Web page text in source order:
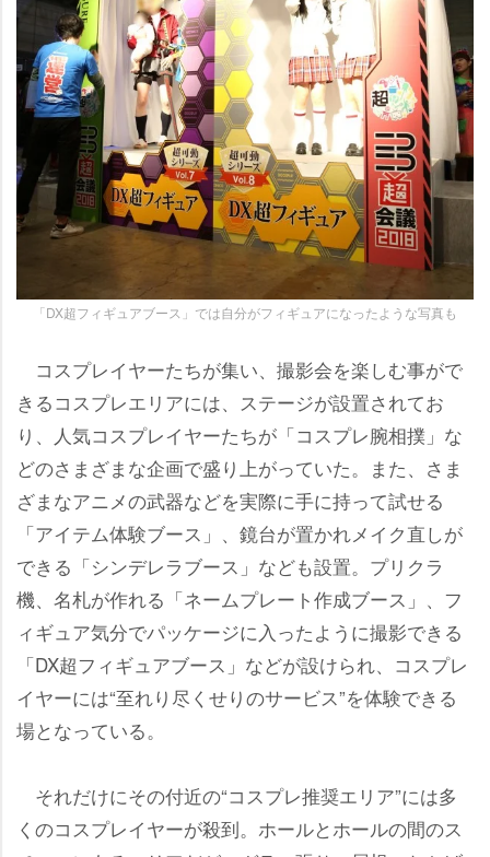
「DX超フィギュアブース」では自分がフィギュアになったような写真も
コスプレイヤーたちが集い、撮影会を楽しむ事がで
きるコスプレエリアには、ステージが設置されてお
り、人気コスプレイヤーたちが「コスプレ腕相撲」な
どのさまざまな企画で盛り上がっていた。また、さま
ざまなアニメの武器などを実際に手に持って試せる
「アイテム体験ブース」、鏡台が置かれメイク直しが
できる「シンデレラブース」なども設置。プリクラ
機、名札が作れる「ネームプレート作成ブース」、フ
ィギュア気分でパッケージに入ったように撮影できる
「DX超フィギュアブース」などが設けられ、コスプレ
イヤーには“至れり尽くせりのサービス”を体験できる
場となっている。
それだけにその付近の“コスプレ推奨エリア”には多
くのコスプレイヤーが殺到。ホールとホールの間のス